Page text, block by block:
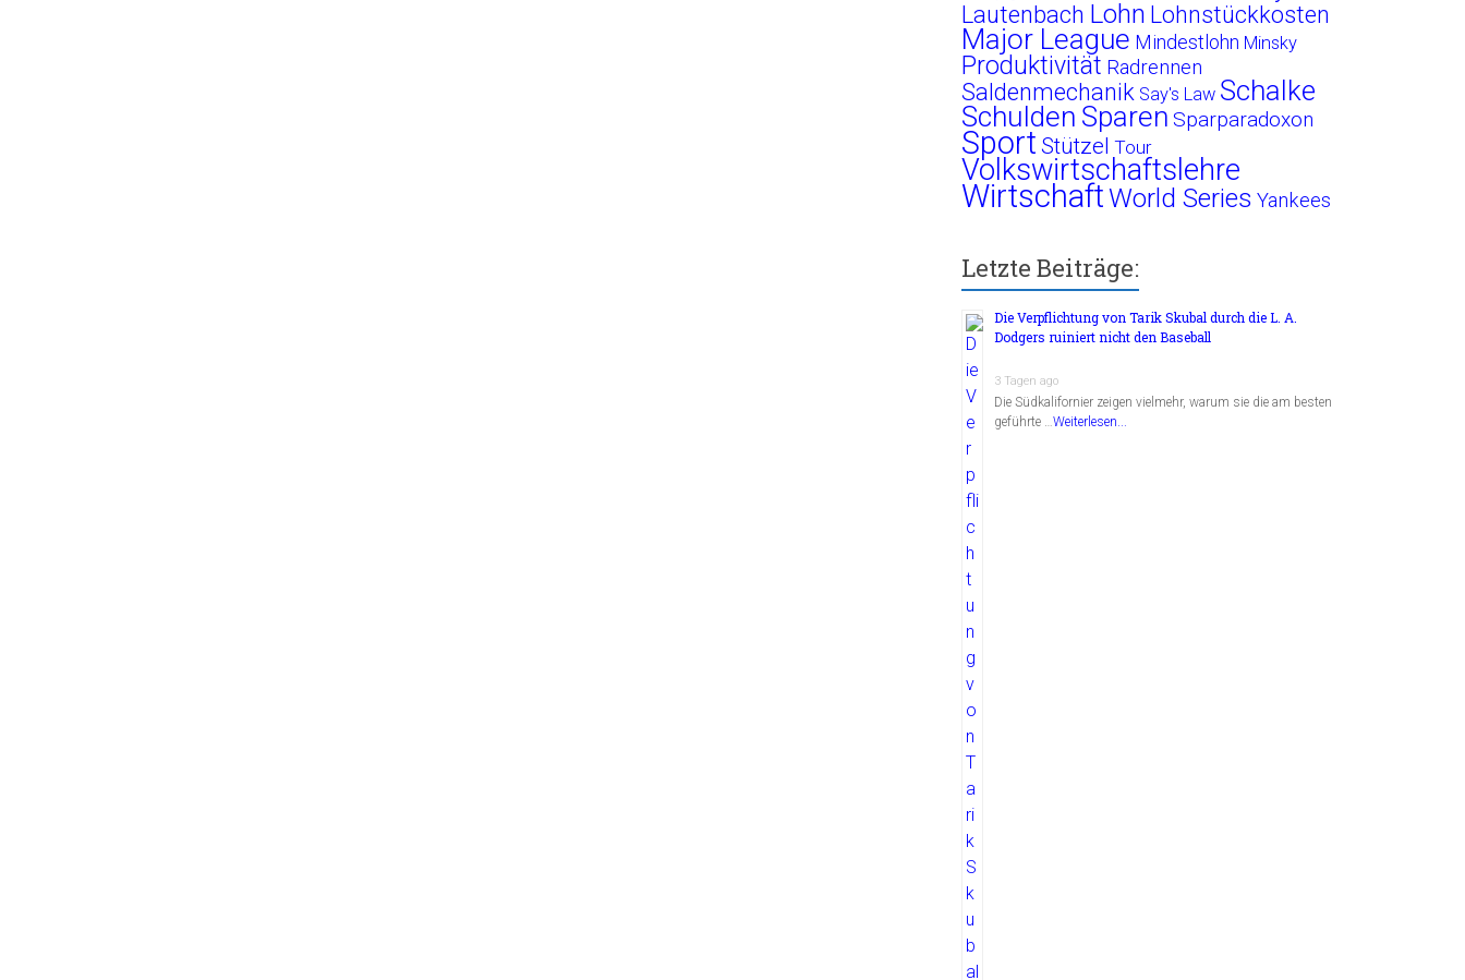
Lautenbach Lohn Lohnstückkosten
Major League Mindestlohn Minsky
Produktivität Radrennen
Saldenmechanik Say's Law Schalke
Schulden Sparen Sparparadoxon
Sport Stützel Tour
Volkswirtschaftslehre
WirtschaftWorld Series Yankees
Letzte Beiträge:
Die Verpflichtung von Tarik Skubal durch die L. A.
Dodgers ruiniert nicht den Baseball
3 Tagen ago
Die Südkalifornier zeigen vielmehr, warum sie die am besten
geführte …Weiterlesen...